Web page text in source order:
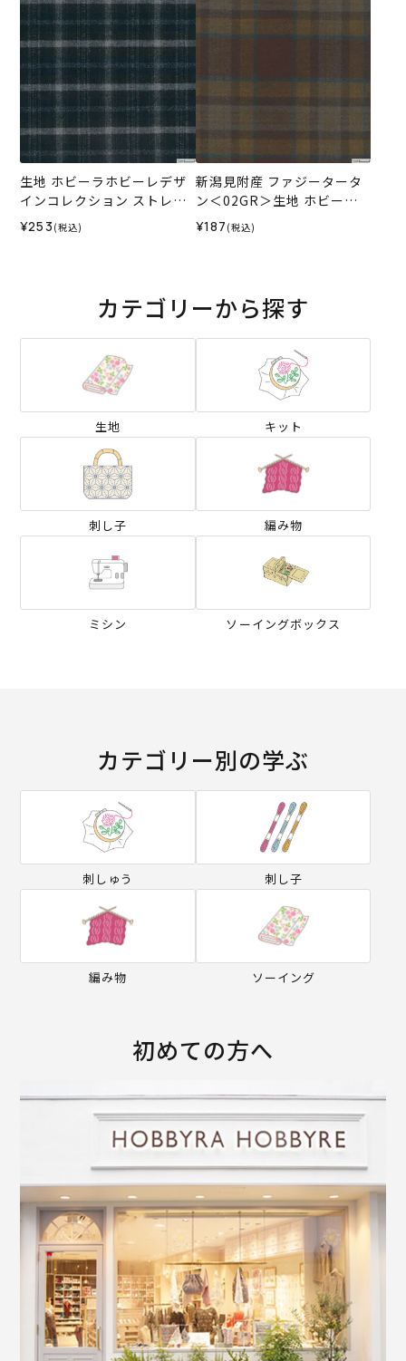
生地 ホビーラホビーレデザ
インコレクション ストレッ
チ起毛 ラメチェック＜1N＞
¥253 (税込)
新潟見附産 ファジータータ
ン＜02GR＞生地 ホビーラ
ホビーレデザインコレクシ
¥187 (税込)
カテゴリーから探す
生地 キット
刺し子 編み物
ミシン ソーイングボックス
カテゴリー別の学ぶ
刺しゅう 刺し子
編み物 ソーイング
初めての方へ